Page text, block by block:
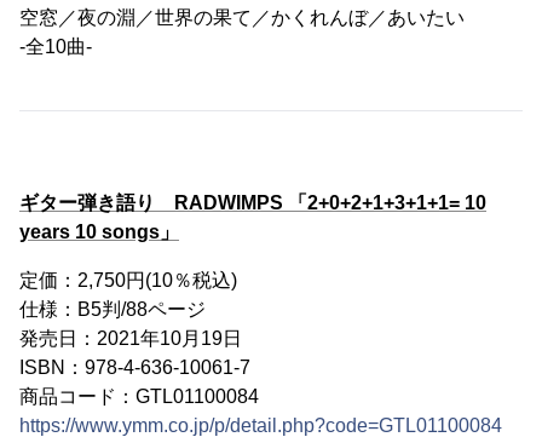
空窓／夜の淵／世界の果て／かくれんぼ／あいたい
-全10曲-
ギター弾き語り RADWIMPS 「2+0+2+1+3+1+1= 10
years 10 songs」
定価：2,750円(10％税込)
仕様：B5判/88ページ
発売日：2021年10月19日
ISBN：978-4-636-10061-7
商品コード：GTL01100084
https://www.ymm.co.jp/p/detail.php?code=GTL01100084